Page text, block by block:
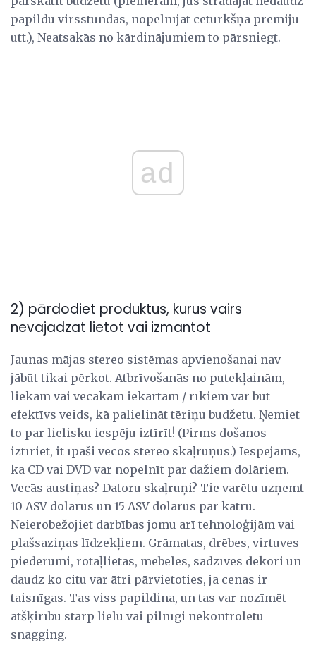
papildu virsstundas, nopelnījāt ceturkšņa prēmiju
utt.), Neatsakās no kārdinājumiem to pārsniegt.
ad
2) pārdodiet produktus, kurus vairs
nevajadzat lietot vai izmantot
Jaunas mājas stereo sistēmas apvienošanai nav
jābūt tikai pērkot. Atbrīvošanās no putekļainām,
liekām vai vecākām iekārtām / rīkiem var būt
efektīvs veids, kā palielināt tēriņu budžetu. Ņemiet
to par lielisku iespēju iztīrīt! (Pirms došanos
iztīriet, it īpaši vecos stereo skaļruņus.) Iespējams,
ka CD vai DVD var nopelnīt par dažiem dolāriem.
Vecās austiņas? Datoru skaļruņi? Tie varētu uzņemt
10 ASV dolārus un 15 ASV dolārus par katru.
Neierobežojiet darbības jomu arī tehnoloģijām vai
plašsaziņas līdzekļiem. Grāmatas, drēbes, virtuves
piederumi, rotaļlietas, mēbeles, sadzīves dekori un
daudz ko citu var ātri pārvietoties, ja cenas ir
taisnīgas. Tas viss papildina, un tas var nozīmēt
atšķirību starp lielu vai pilnīgi nekontrolētu
snagging.